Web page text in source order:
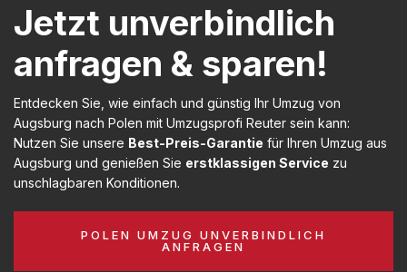
Jetzt unverbindlich
anfragen & sparen!
Entdecken Sie, wie einfach und günstig Ihr Umzug von
Augsburg nach Polen mit Umzugsprofi Reuter sein kann:
Nutzen Sie unsere Best-Preis-Garantie für Ihren Umzug aus
Augsburg und genießen Sie erstklassigen Service zu
unschlagbaren Konditionen.
POLEN UMZUG UNVERBINDLICH
ANFRAGEN